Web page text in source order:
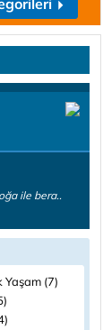
ile bera..
Yaşam (7)